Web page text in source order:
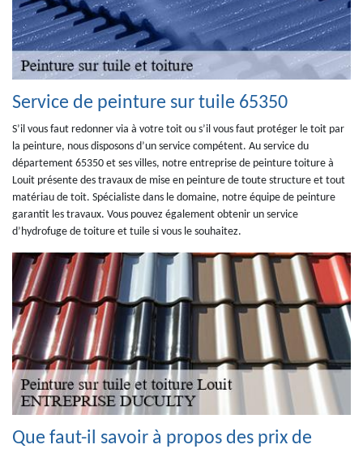
Service de peinture sur tuile 65350
S’il vous faut redonner via à votre toit ou s’il vous faut protéger le toit par
la peinture, nous disposons d’un service compétent. Au service du
département 65350 et ses villes, notre entreprise de peinture toiture à
Louit présente des travaux de mise en peinture de toute structure et tout
matériau de toit. Spécialiste dans le domaine, notre équipe de peinture
garantit les travaux. Vous pouvez également obtenir un service
d’hydrofuge de toiture et tuile si vous le souhaitez.
Que faut-il savoir à propos des prix de